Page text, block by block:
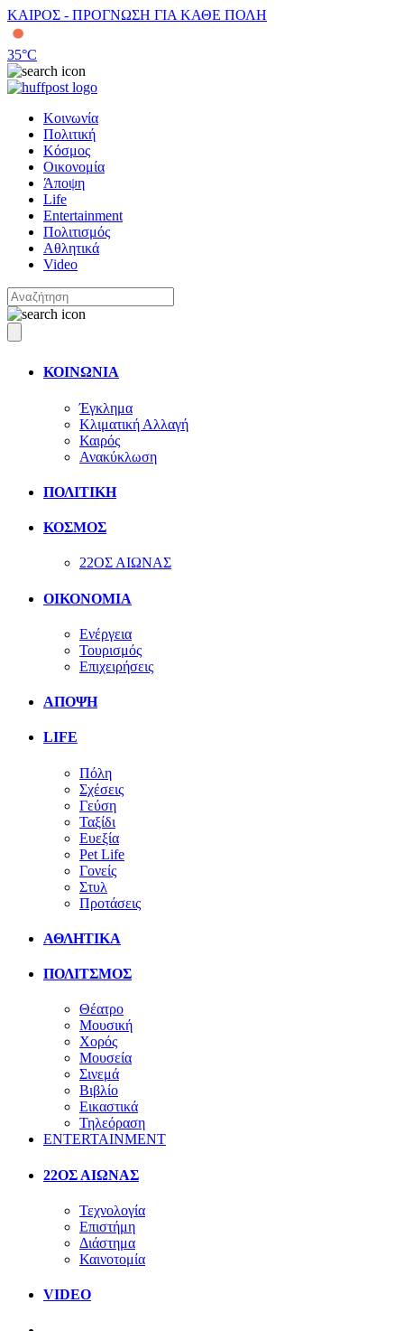
ΚΑΙΡΟΣ - ΠΡΟΓΝΩΣΗ ΓΙΑ ΚΑΘΕ ΠΟΛΗ
35°C
Κοινωνία
Πολιτική
Κόσμος
Οικονομία
Άποψη
Life
Entertainment
Πολιτισμός
Αθλητικά
Video
ΚΟΙΝΩΝΙΑ
Έγκλημα
Κλιματική Αλλαγή
Καιρός
Ανακύκλωση
ΠΟΛΙΤΙΚΗ
ΚΟΣΜΟΣ
22ΟΣ ΑΙΩΝΑΣ
ΟΙΚΟΝΟΜΙΑ
Ενέργεια
Τουρισμός
Επιχειρήσεις
ΑΠΟΨΗ
LIFE
Πόλη
Σχέσεις
Γεύση
Ταξίδι
Ευεξία
Pet Life
Γονείς
Στυλ
Προτάσεις
ΑΘΛΗΤΙΚΑ
ΠΟΛΙΤΣΜΟΣ
Θέατρο
Μουσική
Χορός
Μουσεία
Σινεμά
Βιβλίο
Εικαστικά
Τηλεόραση
ENTERTAINMENT
22ΟΣ ΑΙΩΝΑΣ
Τεχνολογία
Επιστήμη
Διάστημα
Καινοτομία
VIDEO